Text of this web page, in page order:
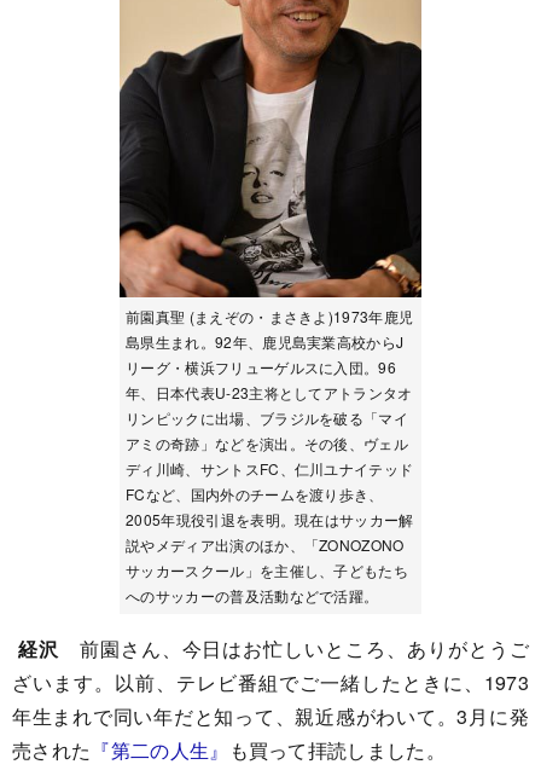
前園真聖 (まえぞの・まさきよ)1973年鹿児
島県生まれ。92年、鹿児島実業高校からJ
リーグ・横浜フリューゲルスに入団。96
年、日本代表U-23主将としてアトランタオ
リンピックに出場、ブラジルを破る「マイ
アミの奇跡」などを演出。その後、ヴェル
ディ川崎、サントスFC、仁川ユナイテッド
FCなど、国内外のチームを渡り歩き、
2005年現役引退を表明。現在はサッカー解
説やメディア出演のほか、「ZONOZONO
サッカースクール」を主催し、子どもたち
へのサッカーの普及活動などで活躍。
経沢 前園さん、今日はお忙しいところ、ありがとうご
ざいます。以前、テレビ番組でご一緒したときに、1973
年生まれで同い年だと知って、親近感がわいて。3月に発
売された 『第二の人生』 も買って拝読しました。